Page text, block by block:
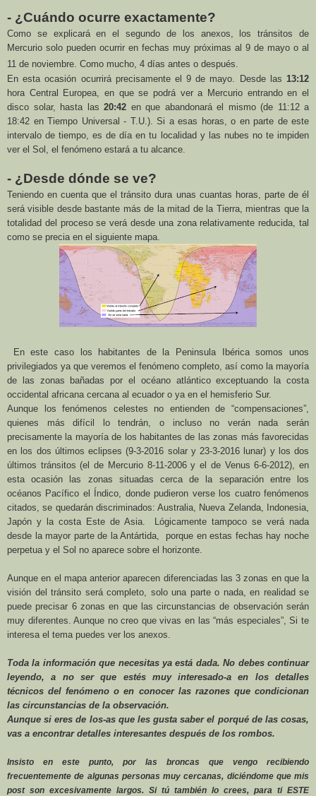
- ¿Cuándo ocurre exactamente?
Como se explicará en el segundo de los anexos, los tránsitos de
Mercurio solo pueden ocurrir en fechas muy próximas al 9 de mayo o al
11 de noviembre. Como mucho, 4 días antes o después.
En esta ocasión ocurrirá precisamente el 9 de mayo. Desde las 13:12
hora Central Europea, en que se podrá ver a Mercurio entrando en el
disco solar, hasta las 20:42 en que abandonará el mismo (de 11:12 a
18:42 en Tiempo Universal - T.U.). Si a esas horas, o en parte de este
intervalo de tiempo, es de día en tu localidad y las nubes no te impiden
ver el Sol, el fenómeno estará a tu alcance.
- ¿Desde dónde se ve?
Teniendo en cuenta que el tránsito dura unas cuantas horas, parte de él
será visible desde bastante más de la mitad de la Tierra, mientras que la
totalidad del proceso se verá desde una zona relativamente reducida, tal
como se precia en el siguiente mapa.
En este caso los habitantes de la Peninsula Ibéricasomos unos
privilegiados ya que veremos el fenómeno completo, así como la mayoría
de las zonas bañadas por el océano atlántico exceptuando la costa
occidental africana cercana al ecuador o ya en el hemisferio Sur.
Aunque los fenómenos celestes no entienden de “compensaciones”,
quienes más difícil lo tendrán, o incluso no verán nada serán
precisamente la mayoría de los habitantes de las zonas más favorecidas
en los dos últimos eclipses (9-3-2016 solar y 23-3-2016 lunar) y los dos
últimos tránsitos (el de Mercurio 8-11-2006 y el de Venus 6-6-2012), en
esta ocasión las zonas situadas cerca de la separación entre los
océanos Pacífico el Índico, donde pudieron verse los cuatro fenómenos
citados, se quedarán discriminados: Australia, Nueva Zelanda, Indonesia,
Japón y la costa Este de Asia. Lógicamente tampoco se verá nada
desde la mayor parte de la Antártida , porque en estas fechas hay noche
perpetua y el Sol no aparece sobre el horizonte.
Aunque en el mapa anterior aparecen diferenciadas las 3 zonas en que la
visión del tránsito será completo, solo una parte o nada, en realidad se
puede precisar 6 zonas en que las circunstancias de observación serán
muy diferentes. Aunque no creo que vivas en las “más especiales”, Si te
interesa el tema puedes ver los anexos.
Toda la información que necesitas ya está dada. No debes continuar
leyendo, a no ser que estés muy interesado-a en los detalles
técnicos del fenómeno o en conocer las razones que condicionan
las circunstancias de la observación.
Aunque si eres de los-as que les gusta saber el porqué de las cosas,
vas a encontrar detalles interesantes después de los rombos.
Insisto en este punto, por las broncas que vengo recibiendo
frecuentemente de algunas personas muy cercanas, diciéndome que mis
post son excesivamente largos. Si tú también lo crees, para ti ESTE